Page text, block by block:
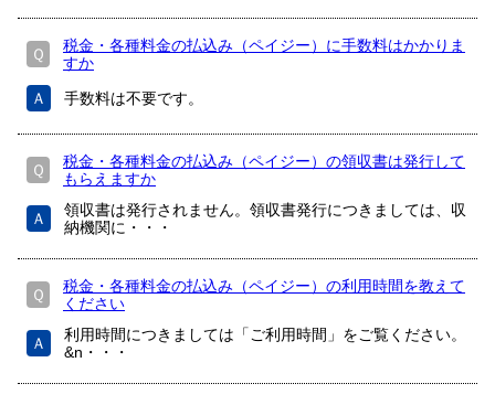
Ｑ
税金・各種料金の払込み（ペイジー）に手数料はかかりま
すか
Ａ
手数料は不要です。
Ｑ
税金・各種料金の払込み（ペイジー）の領収書は発行して
もらえますか
Ａ
領収書は発行されません。領収書発行につきましては、収
納機関に・・・
Ｑ
税金・各種料金の払込み（ペイジー）の利用時間を教えて
ください
Ａ
利用時間につきましては「ご利用時間」をご覧ください。
&n・・・